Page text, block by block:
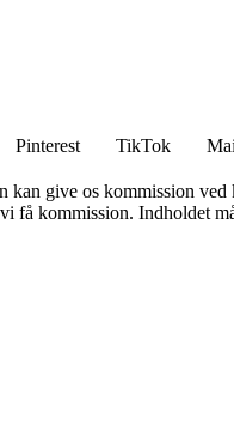
Pinterest TikTok
kan give os kommission ved
få kommission. Indholdet